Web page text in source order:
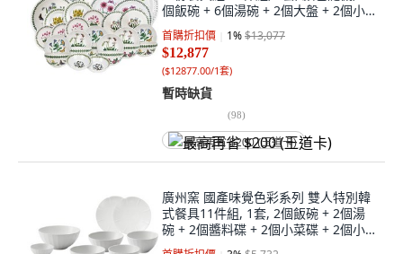
個飯碗 + 6個湯碗 + 2個大盤 + 2個小
盤 + 4個麵包盤 + 2個義大利麵碗 + 2
個燕麥碗 + 2個碗 + 2個中型盤
首購折扣價 1%$13,077
$12,877
($12877.00/1套)
暫時缺貨
(98)
最高再省 $200 (王道卡)
廣州窯 國產味覺色彩系列 雙人特別韓
式餐具11件組, 1套, 2個飯碗 + 2個湯
碗 + 2個醬料碟 + 2個小菜碟 + 2個小
盤子 + 麵碗, 白色